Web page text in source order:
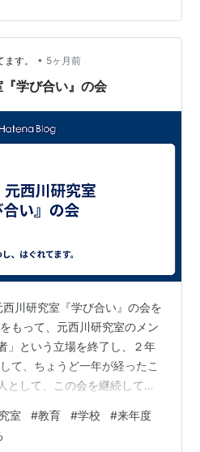
報を集めようと思っても、
！」系の事前情報だったり、
！」等の修了時の不幸自慢
けられます。また、研究室
す。 • 5ヶ月前
学び合い』の会
川研究室『学び合い』の会を
もって、元西川研究室のメン
」という立場を終了し、２年
て、ちょうど一年が経ったこ
として、この会を継続してい
く来られます。そのつながり
も価値を感じます。 あの時ゼ
室 #教育 #学校 #来年度